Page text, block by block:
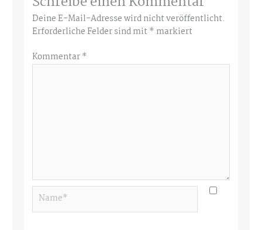
Deine E-Mail-Adresse wird nicht veröffentlicht.
Erforderliche Felder sind mit* markiert
Kommentar*
Name*